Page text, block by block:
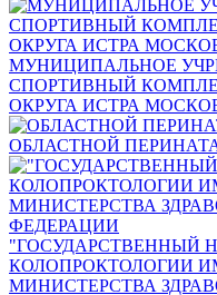
МУНИЦИПАЛЬНОЕ
СПОРТИВНЫЙ
ОКРУГА ИСТРА
ОБЛАСТНОЙ
"ГОСУДАРСТВЕННЫЙ
КОЛОПРОКТОЛОГИИ
МИНИСТЕРСТВА